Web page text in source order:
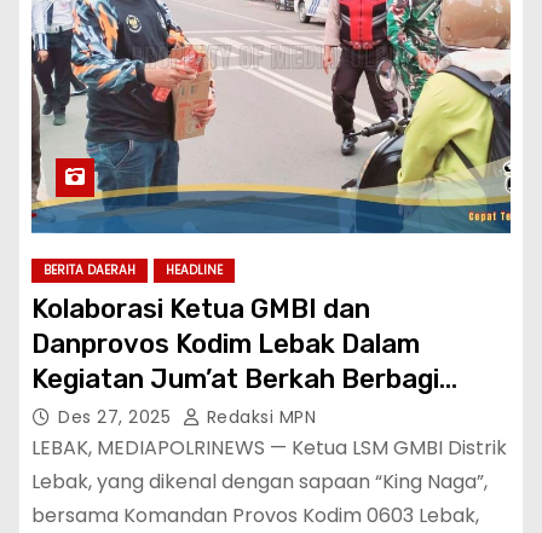
BERITA DAERAH HEADLINE
Kolaborasi Ketua GMBI dan
Danprovos Kodim Lebak Dalam
Kegiatan Jum’at Berkah Berbagi
Kepedulian
Des 27, 2025 Redaksi MPN
LEBAK, MEDIAPOLRINEWS — Ketua LSM GMBI Distrik
Lebak, yang dikenal dengan sapaan “King Naga”,
bersama Komandan Provos Kodim 0603 Lebak,